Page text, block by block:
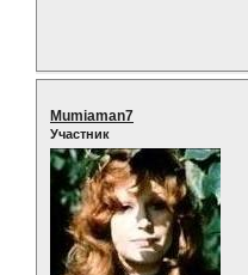
Mumiaman7
Участник